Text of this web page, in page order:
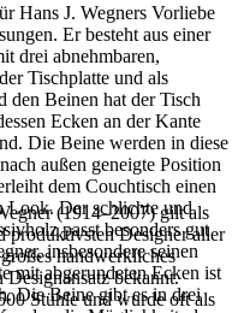
Hans J. Wegners Vorliebe
Er besteht aus einer
drei abnehmbaren,
Tischplatte und als
den Beinen hat der Tisch
Ecken an der Kante
Die Beine werden in diese
außen geneigte Position
dem Couchtisch einen
Look. Der schlichte und
passt besonders gut
insbesondere seinen
mit abgerundeten Ecken ist
Die Beine gibt es in drei
(1914–2007) gilt als
produktivsten Designer aller
handwerkliches
Designansatz bekannt.
Stühle und wurde oft als